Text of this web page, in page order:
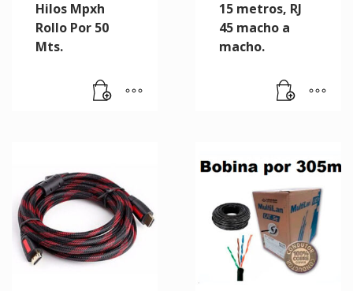
Hilos Mpxh
Rollo Por 50
Mts.
15 metros, RJ
45 macho a
macho.